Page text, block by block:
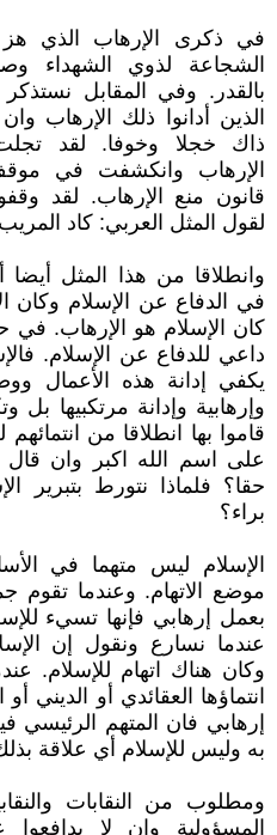
في ذكرى الإرهاب الذي
الشجاعة لذوي الشهداء
بالقدر. وفي المقابل
الذين أدانوا ذلك الإرهاب
ذاك خجلا وخوفا. لقد
الإرهاب وانكشفت في
قانون منع الإرهاب. لقد
لقول المثل العربي: كاد
وانطلاقا من هذا المثل أيضا
في الدفاع عن الإسلام وكان
كان الإسلام هو الإرهاب. في
داعي للدفاع عن الإسلام.
يكفي إدانة هذه الأعمال
وإرهابية وإدانة مرتكبيها بل
قاموا بها انطلاقا من
على اسم الله اكبر وان
حقا؟ فلماذا نتورط بتبرير
براء؟
الإسلام ليس متهما في
موضع الاتهام. وعندما تقوم
بعمل إرهابي فإنها تسيء
عندما نسارع ونقول إن
وكان هناك اتهام للإسلام.
انتماؤها العقائدي أو
إرهابي فان المتهم الرئيسي
به وليس للإسلام أي علاقة
ومطلوب من النقابات
المسؤولية وان لا